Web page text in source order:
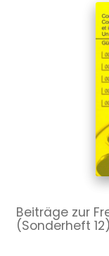
Beiträge zur
(Sonderheft